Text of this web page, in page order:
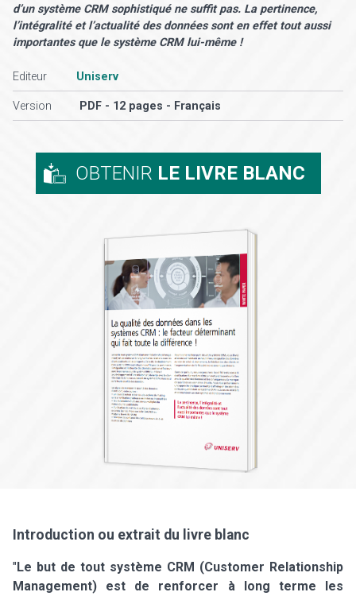
d’un système CRM sophistiqué ne suffit pas. La pertinence,
l’intégralité et l’actualité des données sont en effet tout aussi
importantes que le système CRM lui-même !
Editeur Uniserv
Version PDF - 12 pages - Français
OBTENIR LE LIVRE BLANC
Introduction ou extrait du livre blanc
"Le but de tout système CRM (Customer Relationship
Management) est de renforcer à long terme les